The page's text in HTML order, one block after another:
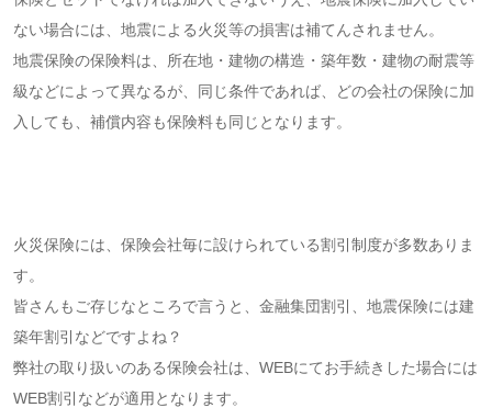
ない場合には、地震による火災等の損害は補てんされません。
地震保険の保険料は、所在地・建物の構造・築年数・建物の耐震等
級などによって異なるが、同じ条件であれば、どの会社の保険に加
入しても、補償内容も保険料も同じとなります。
火災保険には、保険会社毎に設けられている割引制度が多数ありま
す。
皆さんもご存じなところで言うと、金融集団割引、地震保険には建
築年割引などですよね？
弊社の取り扱いのある保険会社は、WEBにてお手続きした場合には
WEB割引などが適用となります。